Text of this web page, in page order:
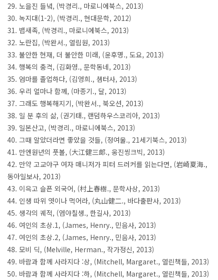
29. 노을진 들녘, (박경리., 마로니에북스, 2013)
30. 녹지대(1-2), (박경리., 현대문학, 2012)
31. 뱁새족, (박경리., 마로니에북스, 2013)
32. 노란집, (박완서., 열림원, 2013)
33. 불안한 현재, 더 불안한 미래, (윤후명., 도요, 2013)
34. 행복의 충격, (김화영., 문학동네, 2013)
35. 엄마를 졸업하다, (김영희., 샘터사, 2013)
36. 우리 얼마나 함께, (마종기., 달, 2013)
37. 그래도 행복해지기, (박완서., 북오션, 2013)
38. 일 분 후의 삶, (권기태., 랜덤하우스코리아, 2013)
39. 일본산고, (박경리., 마로니에북스, 2013)
40. 그때 알았더라면 좋았을 것들, (정여울., 21세기북스, 2013)
41. 만엔원년의 풋볼, (大江健三郞., 웅진씽크빅, 2013)
42. 만약 고교야구 여자 매니저가 피터 드러커를 읽는다면, (岩崎夏海.,
동아일보사, 2013)
43. 이윽고 슬픈 외국어, (村上春樹., 문학사상, 2013)
44. 인생 따위 엿이나 먹어라, (丸山健二., 바다출판사, 2013)
45. 생각의 궤적, (염야칠생., 한길사, 2013)
46. 여인의 초상.1, (James, Henry., 민음사, 2013)
47. 여인의 초상.2, (James, Henry., 민음사, 2013)
48. 모비 딕, (Melville, Herman., 작가정신, 2013)
49. 바람과 함께 사라지다 :상, (Mitchell, Margaret., 열린책들, 2013)
50. 바람과 함께 사라지다 :하, (Mitchell, Margaret., 열린책들, 2013)